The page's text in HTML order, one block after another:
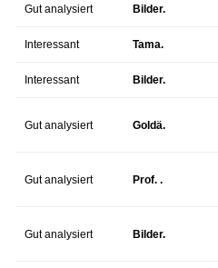
Gut analysiert Bilder.
Interessant Tama.
Interessant Bilder.
Gut analysiert Goldä.
Gut analysiert Prof. .
Gut analysiert Bilder.